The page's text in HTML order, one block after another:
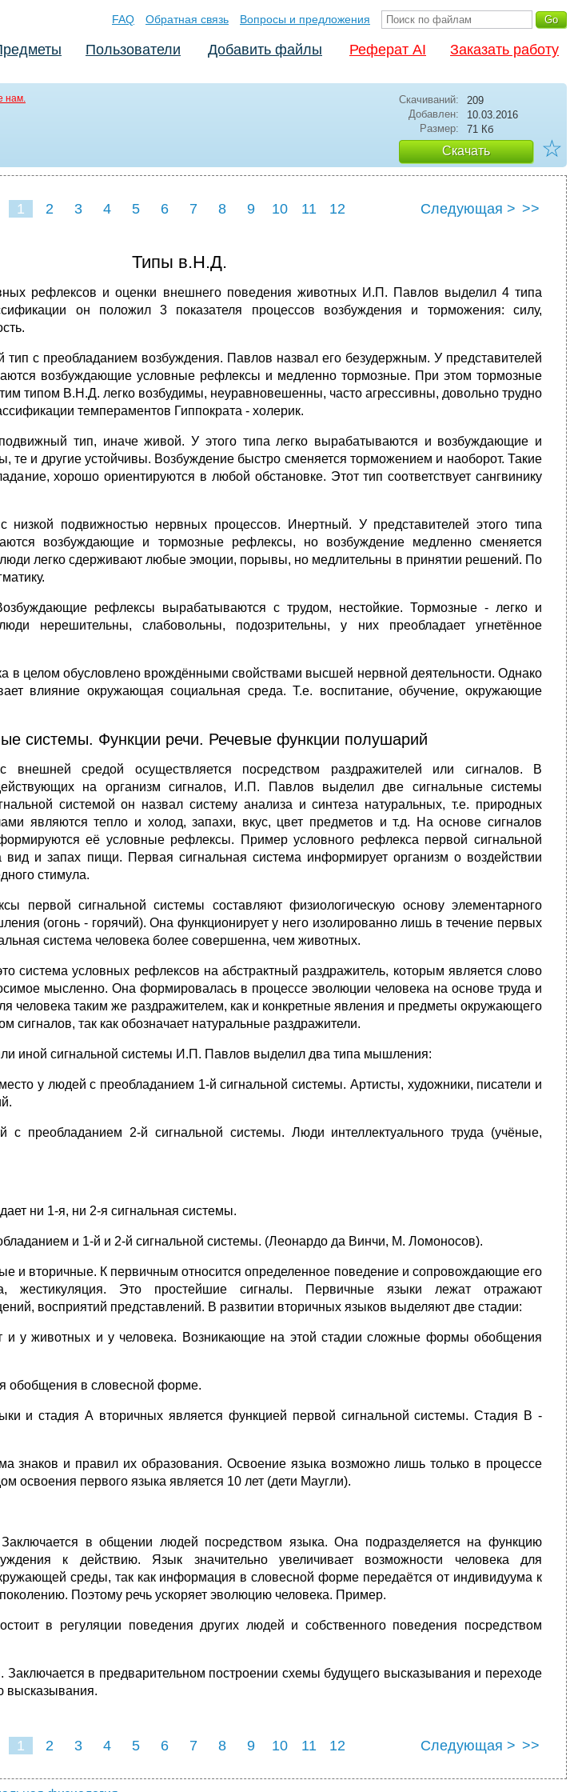
FAQ Обратная связь Вопросы и предложения
Пользователи Добавить файлы Реферат AI Заказать работу
нам. Скачиваний:
209
Добавлен:
10.03.2016
Размер:
71 Кб
Скачать ☆
1 2 3 4 5 6 7 8 9 10 11 12 Следующая > >>
Типы в.Н.Д.
рефлексов и оценки внешнего поведения животных И.П. Павлов выделил 4 типа
он положил 3 показателя процессов возбуждения и торможения: силу,
с преобладанием возбуждения. Павлов назвал его безудержным. У представителей
возбуждающие условные рефлексы и медленно тормозные. При этом тормозные
типом В.Н.Д. легко возбудимы, неуравновешенны, часто агрессивны, довольно трудно
темпераментов Гиппократа - холерик.
тип, иначе живой. У этого типа легко вырабатываются и возбуждающие и
те и другие устойчивы. Возбуждение быстро сменяется торможением и наоборот. Такие
хорошо ориентируются в любой обстановке. Этот тип соответствует сангвинику
подвижностью нервных процессов. Инертный. У представителей этого типа
возбуждающие и тормозные рефлексы, но возбуждение медленно сменяется
легко сдерживают любые эмоции, порывы, но медлительны в принятии решений. По
рефлексы вырабатываются с трудом, нестойкие. Тормозные - легко и
нерешительны, слабовольны, подозрительны, у них преобладает угнетённое
в целом обусловлено врождёнными свойствами высшей нервной деятельности. Однако
влияние окружающая социальная среда. Т.е. воспитание, обучение, окружающие
системы. Функции речи. Речевые функции полушарий
внешней средой осуществляется посредством раздражителей или сигналов. В
на организм сигналов, И.П. Павлов выделил две сигнальные системы
системой он назвал систему анализа и синтеза натуральных, т.е. природных
являются тепло и холод, запахи, вкус, цвет предметов и т.д. На основе сигналов
её условные рефлексы. Пример условного рефлекса первой сигнальной
и запах пищи. Первая сигнальная система информирует организм о воздействии
стимула.
первой сигнальной системы составляют физиологическую основу элементарного
(огонь - горячий). Она функционирует у него изолированно лишь в течение первых
система человека более совершенна, чем животных.
система условных рефлексов на абстрактный раздражитель, которым является слово
мысленно. Она формировалась в процессе эволюции человека на основе труда и
человека таким же раздражителем, как и конкретные явления и предметы окружающего
сигналов, так как обозначает натуральные раздражители.
иной сигнальной системы И.П. Павлов выделил два типа мышления:
у людей с преобладанием 1-й сигнальной системы. Артисты, художники, писатели и
преобладанием 2-й сигнальной системы. Люди интеллектуального труда (учёные,
ни 1-я, ни 2-я сигнальная системы.
и 1-й и 2-й сигнальной системы. (Леонардо да Винчи, М. Ломоносов).
и вторичные. К первичным относится определенное поведение и сопровождающие его
жестикуляция. Это простейшие сигналы. Первичные языки лежат отражают
восприятий представлений. В развитии вторичных языков выделяют две стадии:
и у животных и у человека. Возникающие на этой стадии сложные формы обобщения
обобщения в словесной форме.
и стадия А вторичных является функцией первой сигнальной системы. Стадия B -
знаков и правил их образования. Освоение языка возможно лишь только в процессе
освоения первого языка является 10 лет (дети Маугли).
в общении людей посредством языка. Она подразделяется на функцию
к действию. Язык значительно увеличивает возможности человека для
среды, так как информация в словесной форме передаётся от индивидуума к
Поэтому речь ускоряет эволюцию человека. Пример.
в регуляции поведения других людей и собственного поведения посредством
в предварительном построении схемы будущего высказывания и переходе
высказывания.
1 2 3 4 5 6 7 8 9 10 11 12 Следующая > >>